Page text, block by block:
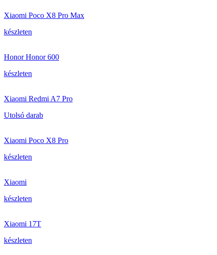
Xiaomi Poco X8 Pro Max
készleten
Honor Honor 600
készleten
Xiaomi Redmi A7 Pro
Utolsó darab
Xiaomi Poco X8 Pro
készleten
Xiaomi
készleten
Xiaomi 17T
készleten